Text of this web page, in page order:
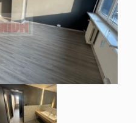
OFERTA
NAJMU